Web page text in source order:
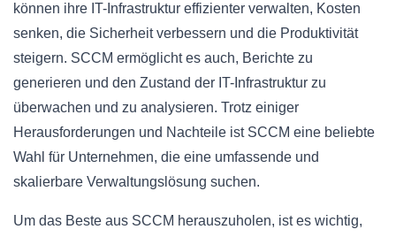
können ihre IT-Infrastruktur effizienter verwalten, Kosten
senken, die Sicherheit verbessern und die Produktivität
steigern. SCCM ermöglicht es auch, Berichte zu
generieren und den Zustand der IT-Infrastruktur zu
überwachen und zu analysieren. Trotz einiger
Herausforderungen und Nachteile ist SCCM eine beliebte
Wahl für Unternehmen, die eine umfassende und
skalierbare Verwaltungslösung suchen.
Um das Beste aus SCCM herauszuholen, ist es wichtig,